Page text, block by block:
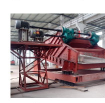
высокой
производительностью
Цена в Индонезии